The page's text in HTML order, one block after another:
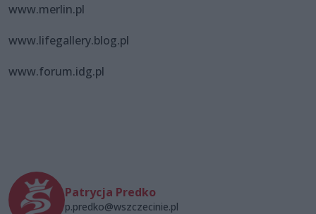
www.merlin.pl
www.lifegallery.blog.pl
www.forum.idg.pl
Patrycja Predko
p.predko@wszczecinie.pl